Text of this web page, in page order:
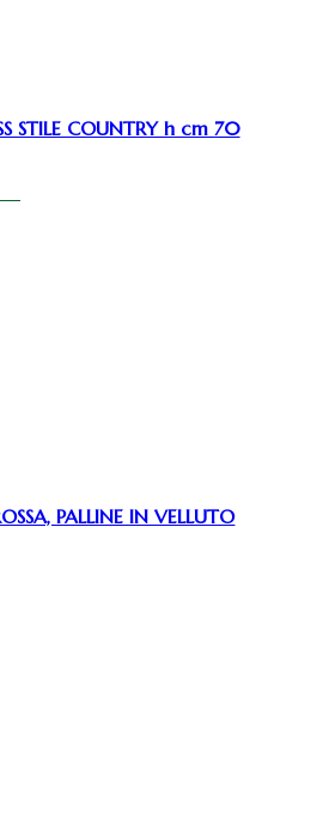
STILE COUNTRY h cm 70
PALLINE IN VELLUTO